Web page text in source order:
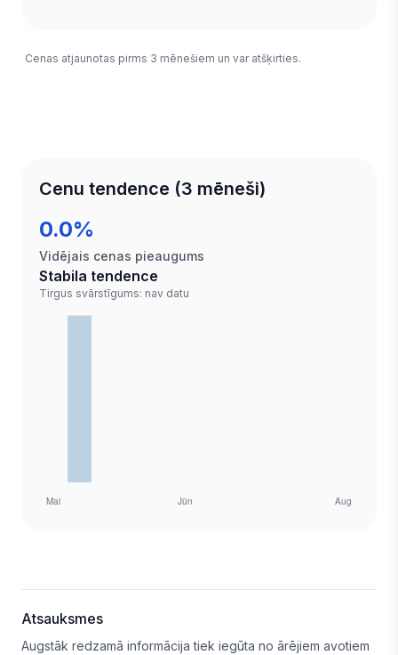
Cenas atjaunotas pirms 3 mēnešiem un var atšķirties.
Cenu tendence (3 mēneši)
0.0%
Vidējais cenas pieaugums
Stabila tendence
Tirgus svārstīgums: nav datu
Atsauksmes
Augstāk redzamā informācija tiek iegūta no ārējiem avotiem